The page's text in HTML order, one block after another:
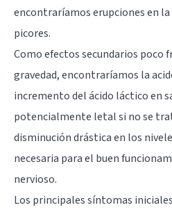
encontraríamos erupciones en
picores.
Como efectos secundarios poco
gravedad, encontraríamos la
incremento del ácido láctico en
potencialmente letal si no se
disminución drástica en los
necesaria para el buen
nervioso.
Los principales síntomas